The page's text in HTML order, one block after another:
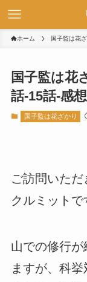
ホーム 国子監は花
国子監は花
話-15話-感
国子監は花ざかり
ご訪問いただ
クルミットで
山での修行
ますが、科